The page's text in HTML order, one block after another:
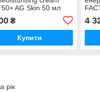
50+ AG Skin 50 мл
₴
Купити
4
рік